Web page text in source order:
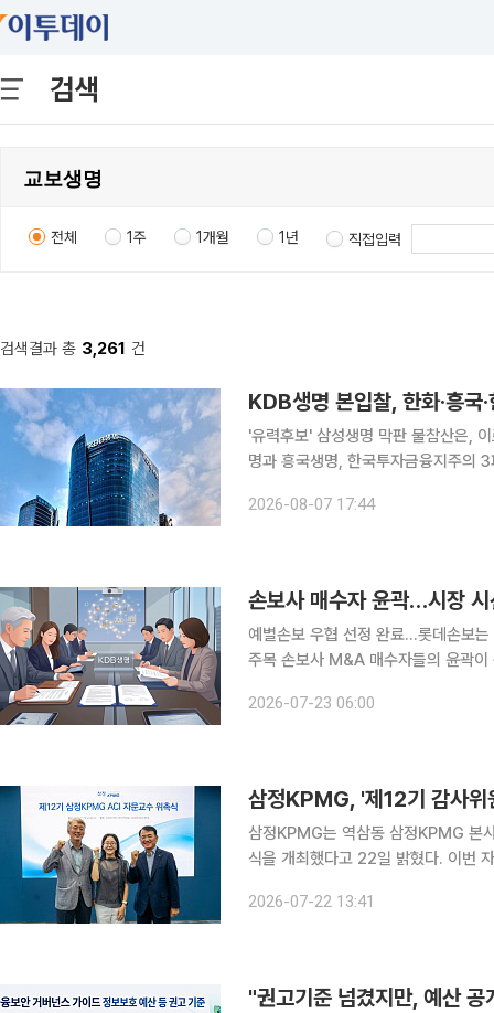
검색
전체 1주 1개월 1년 직접입력
검색결과 총 3,261 건
KDB생명 본입찰, 한화·흥국
'유력후보' 삼성생명 막판 불참산은, 이르면 이달 우협 선정
명과 흥국생명, 한국투자금융지주의
KDB생명 본입찰에 한화생명, 흥국생
2026-08-07 17:44
손보사 매수자 윤곽…시장
예별손보 우협 선정 완료…롯데손보
주목 손보사 M&A 매수자들의 윤곽이 구체적으로 드러나면서 시장의 시선은 생명보험사로 향하고
계에 따르면 예금보험공사는 최근 예
2026-07-23 06:00
삼정KPMG, '제12기 감사위
삼정KPMG는 역삼동 삼정KPMG 본
식을 개최했다고 22일 밝혔다. 이번
교수는 연임됐다. 최종학 교수는 증권
2026-07-22 13:41
"권고기준 넘겼지만, 예산